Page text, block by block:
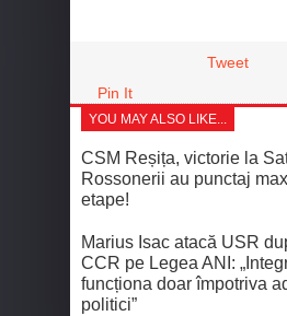
Tweet
Pin It
YOU MAY ALSO LIKE...
CSM Reșița, victorie la
Rossonerii au punctaj
etape!
Marius Isac atacă USR
CCR pe Legea ANI:
funcționa doar împotriva
politici”